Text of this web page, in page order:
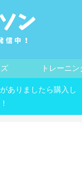
トレーニン
ありましたら購入し